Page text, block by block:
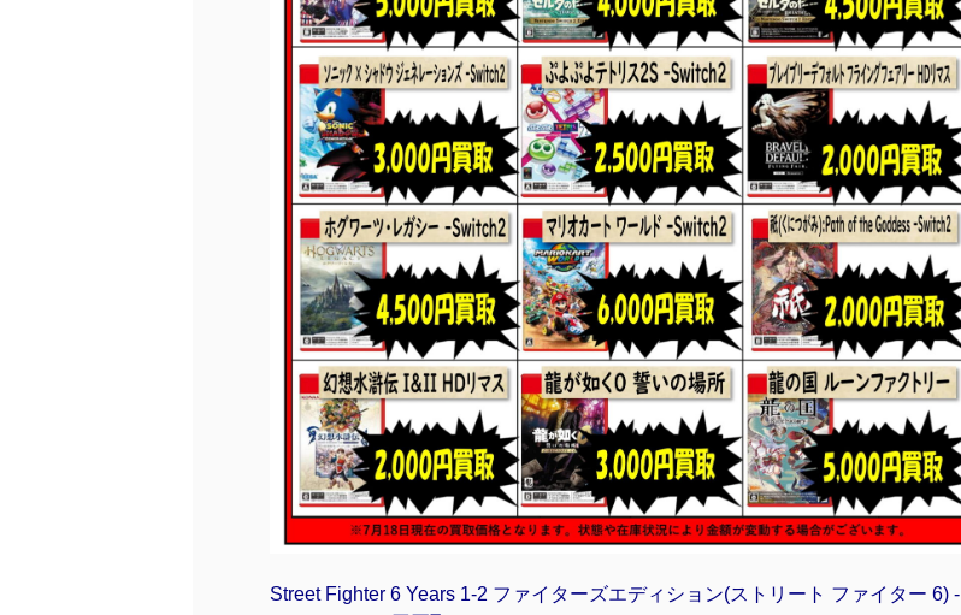
Street Fighter 6 Years 1-2 ファイターズエディション(ストリート ファイター 6) -